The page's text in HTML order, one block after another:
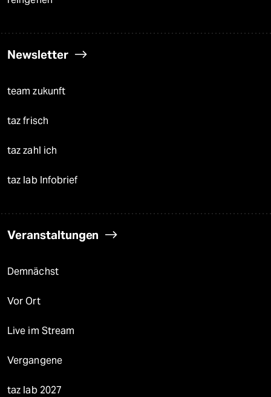
Newsletter
team zukunft
taz frisch
taz zahl ich
taz lab Infobrief
Veranstaltungen
Demnächst
Vor Ort
Live im Stream
Vergangene
taz lab 2027